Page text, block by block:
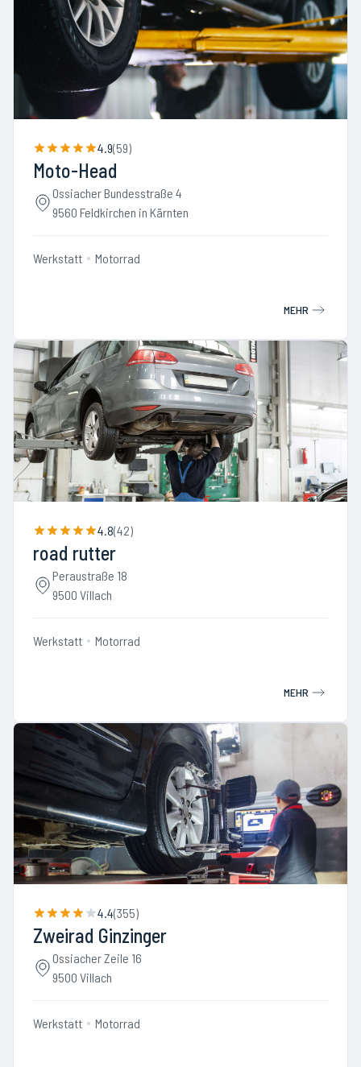
4.9(59)
Moto-Head
Ossiacher Bundesstraße 4
9560 Feldkirchen in Kärnten
Werkstatt Motorrad
MEHR
4.8(42)
road rutter
Peraustraße 18
9500 Villach
Werkstatt Motorrad
MEHR
4.4(355)
Zweirad Ginzinger
Ossiacher Zeile 16
9500 Villach
Werkstatt Motorrad